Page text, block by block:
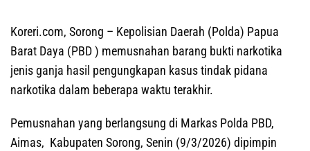
Koreri.com, Sorong – Kepolisian Daerah (Polda) Papua
Barat Daya (PBD ) memusnahan barang bukti narkotika
jenis ganja hasil pengungkapan kasus tindak pidana
narkotika dalam beberapa waktu terakhir.
Pemusnahan yang berlangsung di Markas Polda PBD,
Aimas, Kabupaten Sorong, Senin (9/3/2026) dipimpin